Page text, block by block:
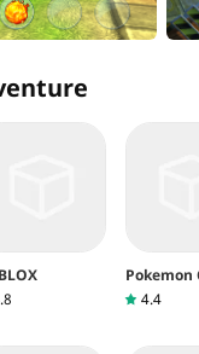
Pokemon
4.4